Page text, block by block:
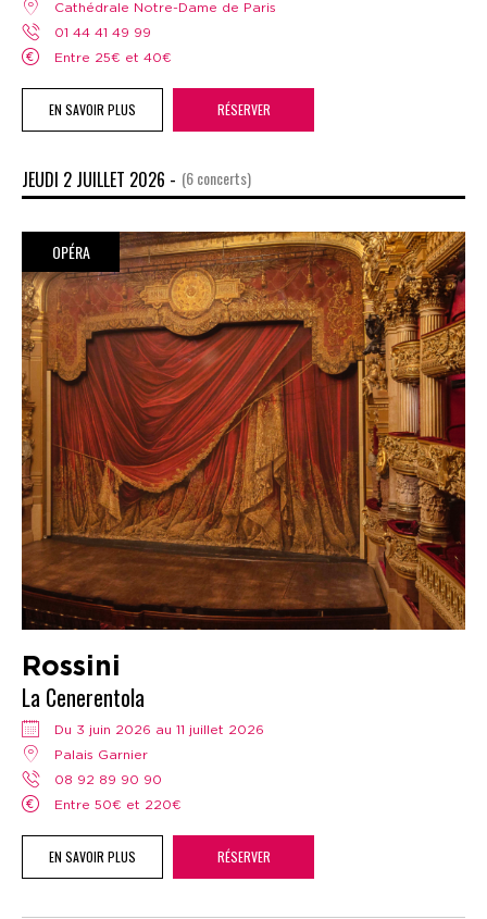
Cathédrale Notre-Dame de Paris
01 44 41 49 99
Entre 25€ et 40€
EN SAVOIR PLUS RÉSERVER
JEUDI 2 JUILLET 2026 - (6 concerts)
OPÉRA
Rossini
La Cenerentola
Du 3 juin 2026 au 11 juillet 2026
Palais Garnier
08 92 89 90 90
Entre 50€ et 220€
EN SAVOIR PLUS RÉSERVER